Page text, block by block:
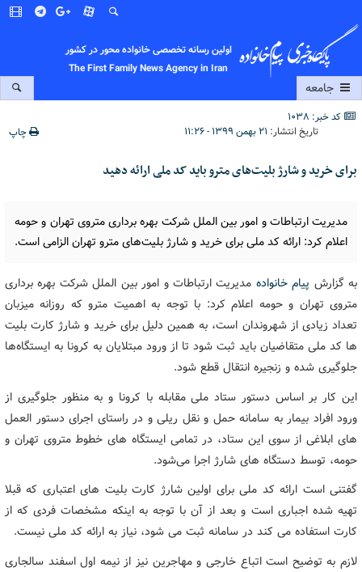
اولین رسانه تخصصی خانواده محور در کشور
The First Family News Agency in Iran
جامعه
کد خبر: 1038
تاریخ انتشار: ۲۱ بهمن ۱۳۹۹ - ۱۱:۲۶ چاپ
برای خرید و شارژ بلیت‌های مترو باید کد ملی ارائه دهید
مدیریت ارتباطات و امور بین الملل شرکت بهره برداری متروی تهران و حومه
اعلام کرد: ارائه کد ملی برای خرید و شارژ بلیت‌های مترو تهران الزامی است.
به گزارش پیام خانواده مدیریت ارتباطات و امور بین الملل شرکت بهره برداری
متروی تهران و حومه اعلام کرد: با توجه به اهمیت مترو که روزانه میزبان
تعداد زیادی از شهروندان است، به همین دلیل برای خرید و شارژ کارت بلیت
ها کد ملی متقاضیان باید ثبت شود تا از ورود مبتلایان به کرونا به ایستگاه‌ها
جلوگیری شده و زنجیره انتقال قطع شود.
این کار بر اساس دستور ستاد ملی مقابله با کرونا و به منظور جلوگیری از
ورود افراد بیمار به سامانه حمل و نقل ریلی و در راستای اجرای دستور العمل
های ابلاغی از سوی این ستاد، در تمامی ایستگاه های خطوط متروی تهران و
حومه، توسط دستگاه های شارژ اجرا می‌شود.
گفتنی است ارائه کد ملی برای اولین شارژ کارت بلیت های اعتباری که قبلا
تهیه شده اجباری است و بعد از آن با توجه به اینکه مشخصات فردی که از
کارت استفاده می کند در سامانه ثبت می شود، نیاز به ارائه کد ملی نیست.
لازم به توضیح است اتباع خارجی و مهاجرین نیز از نیمه اول اسفند سالجاری